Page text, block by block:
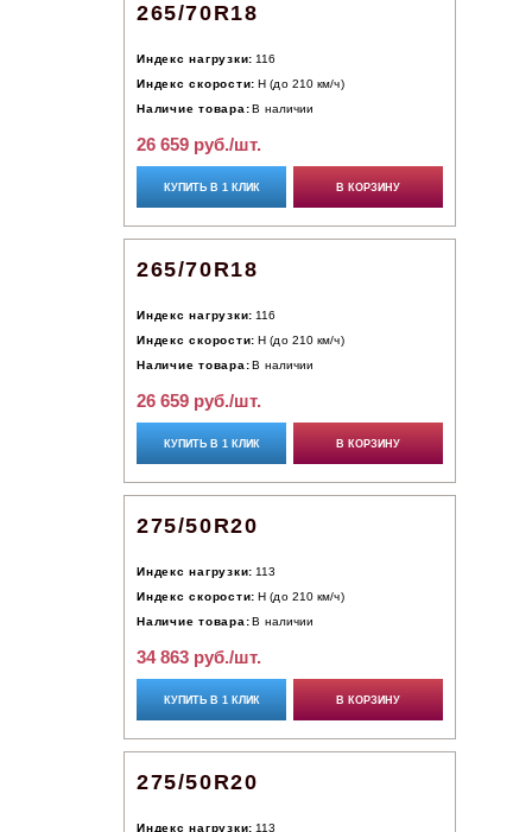
265/70R18
Индекс нагрузки: 116
Индекс скорости: H (до 210 км/ч)
Наличие товара: В наличии
26 659 руб./шт.
КУПИТЬ В 1 КЛИК В КОРЗИНУ
265/70R18
Индекс нагрузки: 116
Индекс скорости: H (до 210 км/ч)
Наличие товара: В наличии
26 659 руб./шт.
КУПИТЬ В 1 КЛИК В КОРЗИНУ
275/50R20
Индекс нагрузки: 113
Индекс скорости: H (до 210 км/ч)
Наличие товара: В наличии
34 863 руб./шт.
КУПИТЬ В 1 КЛИК В КОРЗИНУ
275/50R20
Индекс нагрузки: 113